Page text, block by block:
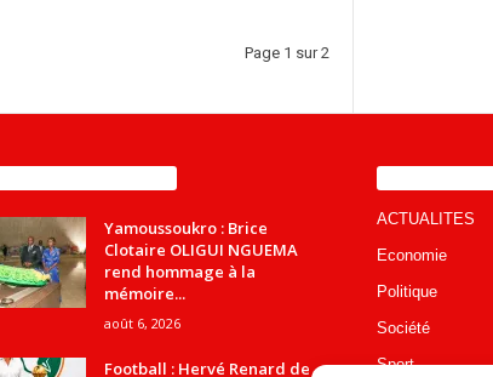
Page 1 sur 2
Yamoussoukro : Brice
Clotaire OLIGUI NGUEMA
rend hommage à la
mémoire...
août 6, 2026
Football : Hervé Renard de
ACTUALITES
Economie
Politique
Société
Sport